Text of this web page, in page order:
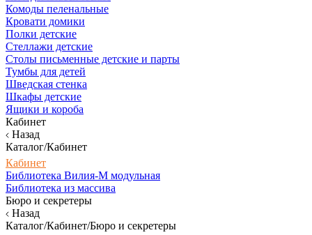
Комоды пеленальные
Кровати домики
Полки детские
Стеллажи детские
Столы письменные детские и парты
Тумбы для детей
Шведская стенка
Шкафы детские
Ящики и короба
Кабинет
Назад
Каталог/Кабинет
Кабинет
Библиотека Вилия-М модульная
Библиотека из массива
Бюро и секретеры
Назад
Каталог/Кабинет/Бюро и секретеры